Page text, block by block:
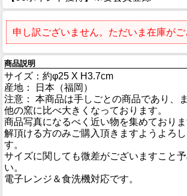
申し訳ございません。ただいま在庫がご
商品説明
サイズ：約φ25 X H3.7cm
産地： 日本（福岡）
注意： 本商品は手しごとの商品であり、
他の窯に比べ大きくなっております。
商品写真になるべく近い物を集めており
解頂ける方のみご購入頂きますようよろ
す。
サイズに関しても微差がございますこと
い。
電子レンジ＆食洗機対応です。